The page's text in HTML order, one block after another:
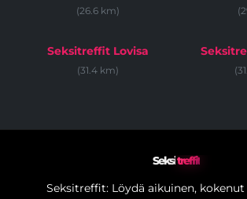
(26.6 km)
Seksitreffit Lovisa
(31.4 km)
Seksitreffit
Seksitreffit: Löydä aikuinen,